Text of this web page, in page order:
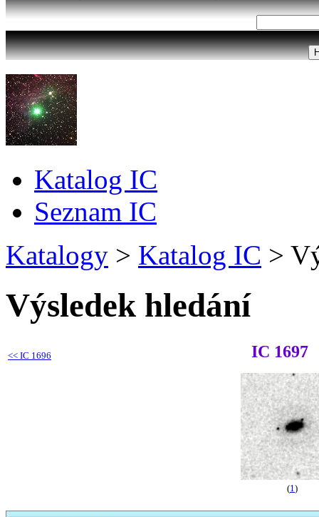
Katalog IC
Seznam IC
Katalogy > Katalog IC >
Výsledek hledání
<< IC 1696 IC 1697
(1 )